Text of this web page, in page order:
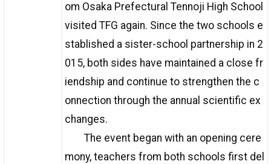
om Osaka Prefectural Tennoji High School
visited TFG again. Since the two schools e
stablished a sister-school partnership in 2
015, both sides have maintained a close fr
iendship and continue to strengthen the c
onnection through the annual scientific ex
changes.
The event began with an opening cere
mony, teachers from both schools first del